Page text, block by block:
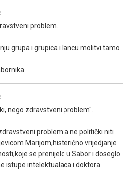
problem.
grupa i grupica i lancu molitvi tamo
nego zdravstveni problem".
problem a ne politički niti
Marijom,histerično vrijedjanje
se prenijelo u Sabor i doseglo
istupe intelektualaca i doktora